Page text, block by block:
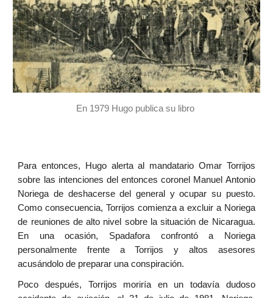
En 1979 Hugo publica su libro
Para entonces, Hugo alerta al mandatario Omar Torrijos
sobre las intenciones del entonces coronel Manuel Antonio
Noriega de deshacerse del general y ocupar su puesto.
Como consecuencia, Torrijos comienza a excluir a Noriega
de reuniones de alto nivel sobre la situación de Nicaragua.
En una ocasión, Spadafora confrontó a Noriega
personalmente frente a Torrijos y altos asesores
acusándolo de preparar una conspiración.
Poco después, Torrijos moriría en un todavía dudoso